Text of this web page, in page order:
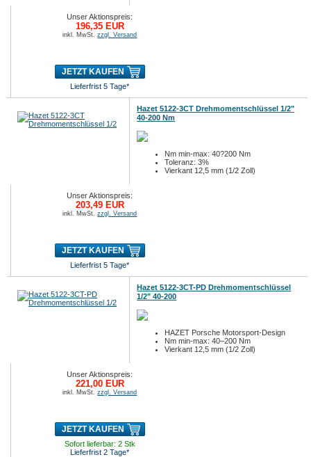
Unser Aktionspreis:
196,35 EUR
inkl. MwSt.zzgl. Versand
JETZT KAUFEN
Lieferfrist 5 Tage*
Hazet 5122-3CT Drehmomentschlüssel 1/2"
40-200 Nm
Nm min-max: 40?200 Nm
Toleranz: 3%
Vierkant 12,5 mm (1/2 Zoll)
Unser Aktionspreis:
203,49 EUR
inkl. MwSt.zzgl. Versand
JETZT KAUFEN
Lieferfrist 5 Tage*
Hazet 5122-3CT-PD Drehmomentschlüssel
1/2" 40-200
HAZET Porsche Motorsport-Design
Nm min-max: 40–200 Nm
Vierkant 12,5 mm (1/2 Zoll)
Unser Aktionspreis:
221,00 EUR
inkl. MwSt.zzgl. Versand
JETZT KAUFEN
Sofort lieferbar: 2 Stk
Lieferfrist 2 Tage*